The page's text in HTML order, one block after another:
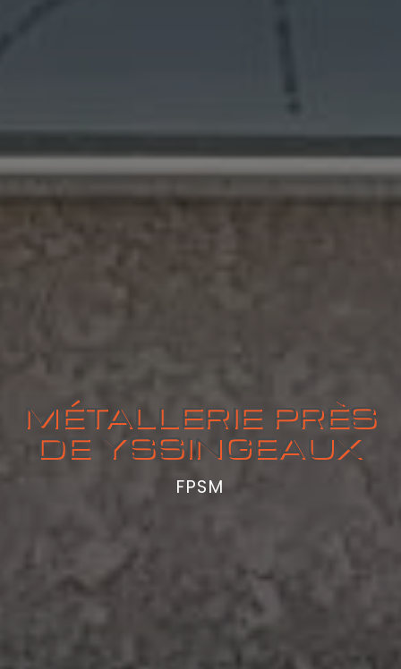
MÉTALLERIE PRÈS
DE YSSINGEAUX
FPSM